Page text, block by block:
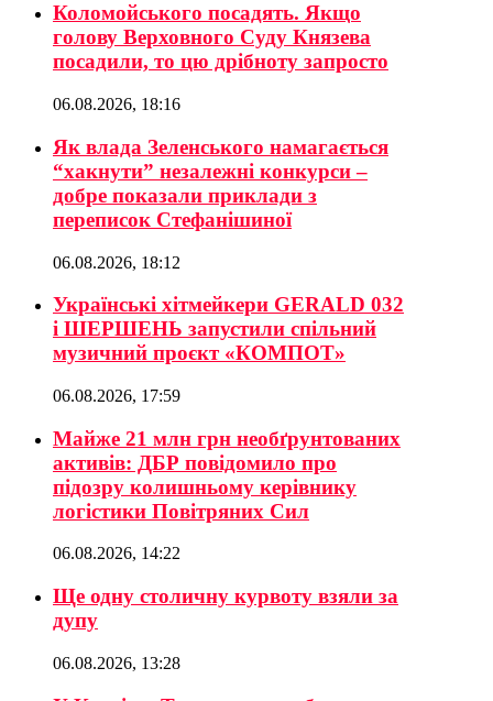
Коломойського посадять. Якщо
голову Верховного Суду Князева
посадили, то цю дрібноту запросто
06.08.2026, 18:16
Як влада Зеленського намагається
“хакнути” незалежні конкурси –
добре показали приклади з
переписок Стефанішиної
06.08.2026, 18:12
Українські хітмейкери GERALD 032
і ШЕРШЕНЬ запустили спільний
музичний проєкт «КОМПОТ»
06.08.2026, 17:59
Майже 21 млн грн необґрунтованих
активів: ДБР повідомило про
підозру колишньому керівнику
логістики Повітряних Сил
06.08.2026, 14:22
Ще одну столичну курвоту взяли за
дупу
06.08.2026, 13:28